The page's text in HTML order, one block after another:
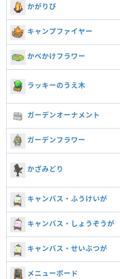
かがりび
キャンプファイヤー
かべかけフラワー
ラッキーのうえ木
ガーデンオーナメント
ガーデンフラワー
かざみどり
キャンバス・ふうけいが
キャンバス・しょうぞうが
キャンバス・せいぶつが
メニューボード